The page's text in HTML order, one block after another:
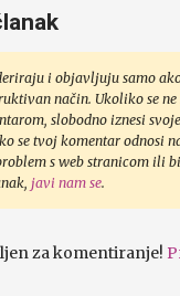
i objavljuju samo
način. Ukoliko se ne
slobodno iznesi
se tvoj komentar odnosi
s web stranicom ili
javi nam se.
za komentiranje!